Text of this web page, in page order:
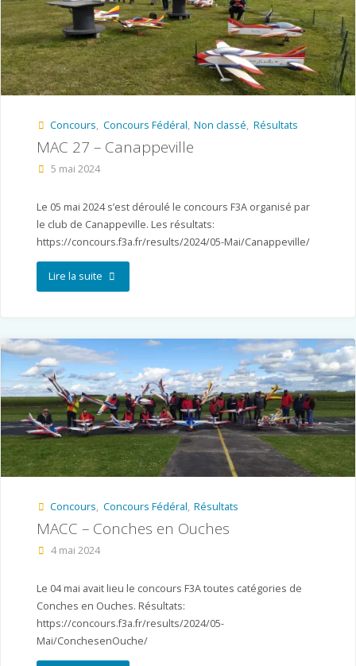
Concours, Concours Fédéral, Non classé, Résultats
MAC 27 – Canappeville
5 mai 2024
Le 05 mai 2024 s’est déroulé le concours F3A organisé par
le club de Canappeville. Les résultats:
https://concours.f3a.fr/results/2024/05-Mai/Canappeville/
Lire la suite"MAC
Canappeville"
Concours, Concours Fédéral, Résultats
MACC – Conches en Ouches
4 mai 2024
Le 04 mai avait lieu le concours F3A toutes catégories de
Conches en Ouches. Résultats:
https://concours.f3a.fr/results/2024/05-
Mai/ConchesenOuche/